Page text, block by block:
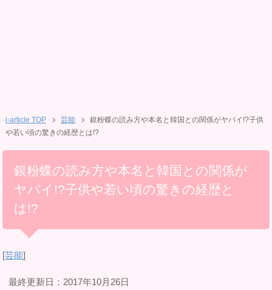
i-article TOP 芸能
銀粉蝶の読み方や本名と韓国との関係がヤバイ!?子供
や若い頃の驚きの経歴とは!?
銀粉蝶の読み方や本名と韓国との関係が
ヤバイ!?子供や若い頃の驚きの経歴と
は!?
[芸能]
最終更新日：2017年10月26日